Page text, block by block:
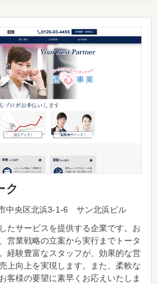
ク
中央区北浜3-1-6 サン北浜ビル
たサービスを提供する企業です。お
営業戦略の立案から実行までトータ
経験豊富なスタッフが、効果的な営
上向上を実現します。また、柔軟な
客様の要望に素早くお応えいたしま